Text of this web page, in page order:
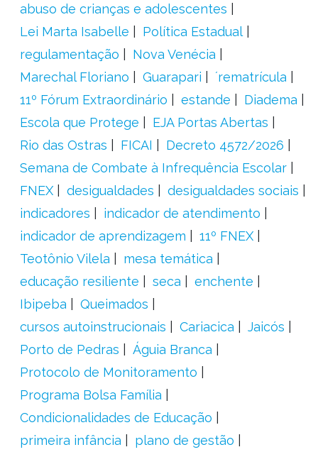
abuso de crianças e adolescentes
Lei Marta Isabelle
Política Estadual
regulamentação
Nova Venécia
Marechal Floriano
Guarapari
´rematrícula
11º Fórum Extraordinário
estande
Diadema
Escola que Protege
EJA Portas Abertas
Rio das Ostras
FICAI
Decreto 4572/2026
Semana de Combate à Infrequência Escolar
FNEX
desigualdades
desigualdades sociais
indicadores
indicador de atendimento
indicador de aprendizagem
11º FNEX
Teotônio Vilela
mesa temática
educação resiliente
seca
enchente
Ibipeba
Queimados
cursos autoinstrucionais
Cariacica
Jaicós
Porto de Pedras
Águia Branca
Protocolo de Monitoramento
Programa Bolsa Família
Condicionalidades de Educação
primeira infância
plano de gestão